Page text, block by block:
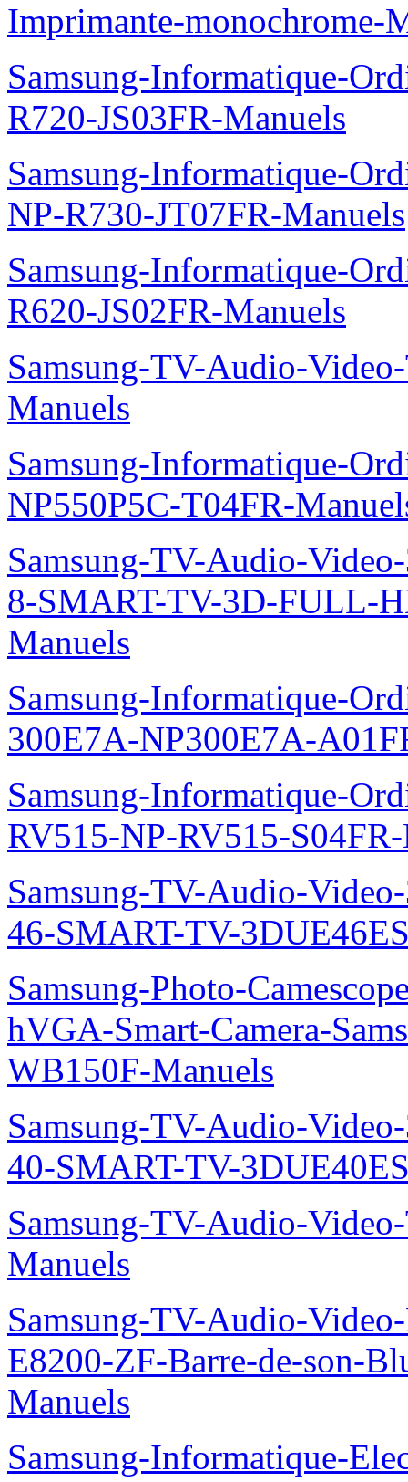
Imprimante-monochrome-
Samsung-Informatique-
R720-JS03FR-Manuels
Samsung-Informatique-
NP-R730-JT07FR-Manuels
Samsung-Informatique-
R620-JS02FR-Manuels
Samsung-TV-Audio-
Manuels
Samsung-Informatique-
NP550P5C-T04FR-
Samsung-TV-Audio-
8-SMART-TV-3D-FULL-
Manuels
Samsung-Informatique-
300E7A-NP300E7A-
Samsung-Informatique-
RV515-NP-RV515-
Samsung-TV-Audio-
46-SMART-TV-
Samsung-Photo-
hVGA-Smart-Camera-
WB150F-Manuels
Samsung-TV-Audio-
40-SMART-TV-
Samsung-TV-Audio-
Manuels
Samsung-TV-Audio-
E8200-ZF-Barre-de-son-
Manuels
Samsung-Informatique-